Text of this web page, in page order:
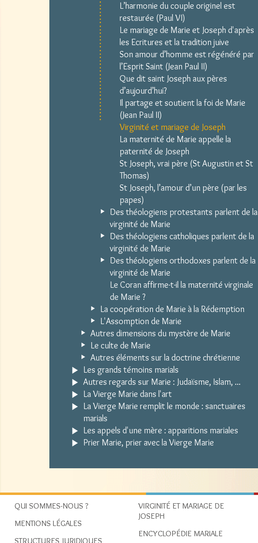
L’harmonie du couple originel est
restaurée (Paul VI)
Le mariage de Marie et Joseph d'après
les Ecritures et la tradition juive
Son amour d’homme est régénéré par
l’Esprit Saint (Jean Paul II)
Que dit saint Joseph aux pères
d’aujourd’hui?
Il partage et soutient la foi de Marie
(Jean Paul II)
Virginité et mariage de Joseph
La maternité de Marie appelle la
paternité de Joseph
St Joseph, vrai père (St Augustin et St
Thomas)
St Joseph, l’amour d’un père (par les
papes)
Des théologiens protestants parlent de la
virginité de Marie
Des théologiens catholiques parlent de la
virginité de Marie
Des théologiens orthodoxes parlent de la
virginité de Marie
Le Coran affirme-t-il la maternité virginale
de Marie ?
La coopération de Marie à la Rédemption
L'Assomption de Marie
Autres dimensions du mystère de Marie
Le culte de Marie
Autres éléments sur la doctrine chrétienne
Les grands témoins marials
Autres regards sur Marie : Judaïsme, Islam, ...
La Vierge Marie dans l'art
La Vierge Marie remplit le monde : sanctuaires
marials
Les appels d'une mère : apparitions mariales
Prier Marie, prier avec la Vierge Marie
QUI SOMMES-NOUS ?
MENTIONS LÉGALES
STRUCTURES JURIDIQUES
VIRGINITÉ ET MARIAGE DE
JOSEPH
ENCYCLOPÉDIE MARIALE